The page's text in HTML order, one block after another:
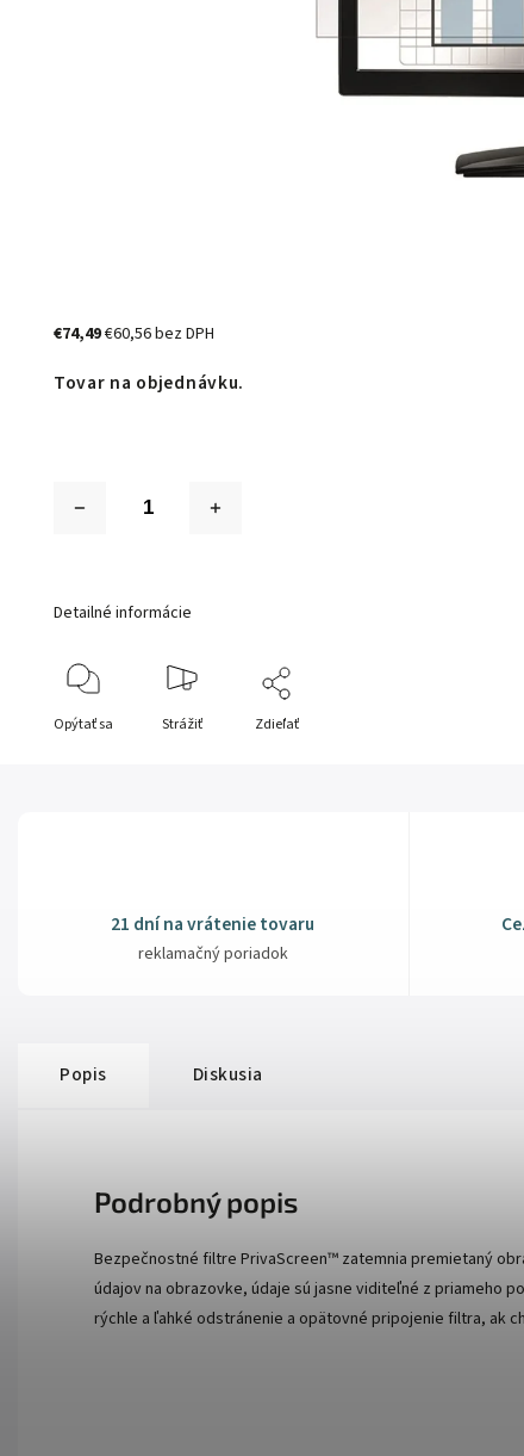
€74,49€60,56 bez DPH
Tovar na objednávku.
Detailné informácie
Opýtať sa Strážiť Zdieľať
21 dní na vrátenie tovaru
reklamačný poriadok
Popis Diskusia
Podrobný popis
Bezpečnostné filtre PrivaScreen™ zatemnia premietaný
údajov na obrazovke, údaje sú jasne viditeľné z priameho
rýchle a ľahké odstránenie a opätovné pripojenie filtra, ak